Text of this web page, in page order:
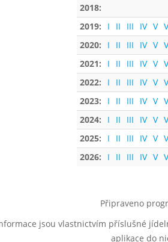
2018:
2019:
I II III IV V
2020:
I II III IV V
2021:
I II III IV V
2022:
I II III IV V
2023:
I II III IV V
2024:
I II III IV V
2025:
I II III IV V
2026:
I II III IV V
Připraveno
jsou vlastnictvím příslušné
aplikace do